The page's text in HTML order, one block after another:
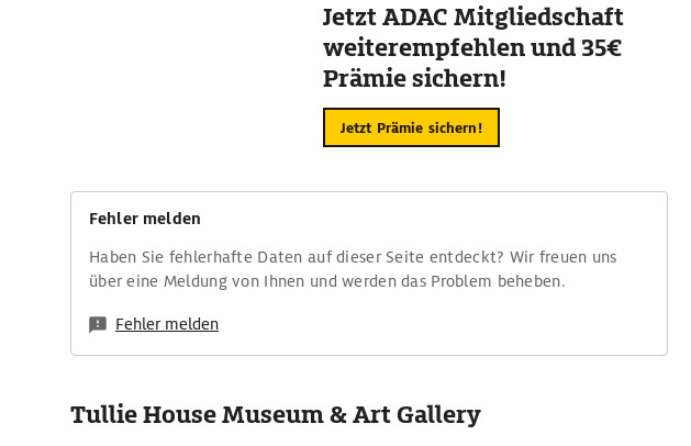
Jetzt ADAC Mitgliedschaft
weiterempfehlen und 35€
Prämie sichern!
Jetzt Prämie sichern!
Fehler melden
Haben Sie fehlerhafte Daten auf dieser Seite entdeckt? Wir freuen uns
über eine Meldung von Ihnen und werden das Problem beheben.
Fehler melden
Tullie House Museum & Art Gallery